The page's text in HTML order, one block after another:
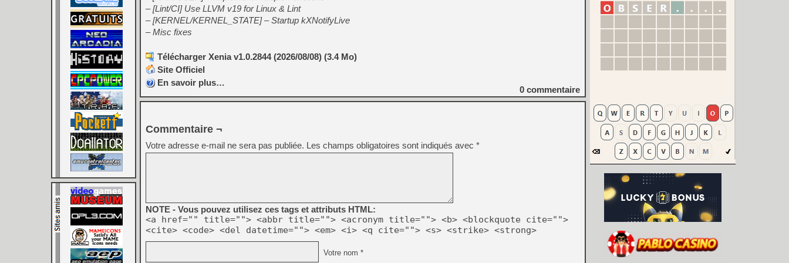
– [Lint/CI] Use LLVM v19 for Linux & Lint
– [KERNEL/KERNEL_STATE] – Startup kXNotifyLive
– Misc fixes
Télécharger Xenia v1.0.2844 (2026/08/08) (3.4 Mo)
Site Officiel
En savoir plus…
0 commentaire
Commentaire ¬
Votre adresse e-mail ne sera pas publiée. Les champs obligatoires sont indiqués avec *
NOTE - Vous pouvez utilisez ces tags et attributs HTML:
<a href="" title=""> <abbr title=""> <acronym title=""> <b> <blockquote cite="">
<cite> <code> <del datetime=""> <em> <i> <q cite=""> <s> <strike> <strong>
Votre nom *